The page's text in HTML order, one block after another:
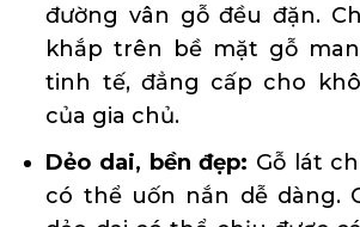
đường vân gỗ đều đặn.
khắp trên bề mặt gỗ
tinh tế, đẳng cấp cho
của gia chủ.
Dẻo dai, bền đẹp: Gỗ lát
có thể uốn nắn dễ dàng.